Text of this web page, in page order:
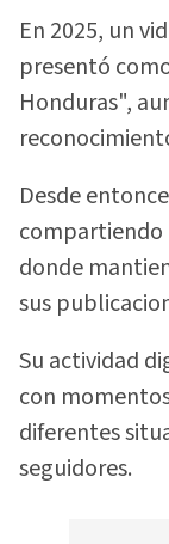
En 2025, un
presentó
Honduras",
Desde
compartiendo
donde
sus
Su actividad
con
diferentes
seguidores.